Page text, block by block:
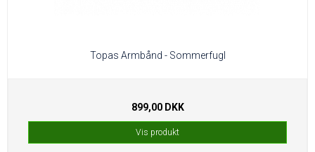
Topas Armbånd - Sommerfugl
899,00 DKK
Vis produkt